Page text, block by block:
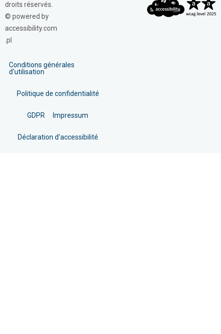
droits réservés.
© powered by
accessibility.com
.pl
Conditions générales
d'utilisation
Politique de confidentialité
GDPR Impressum
Déclaration d'accessibilité